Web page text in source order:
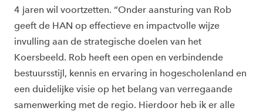
4 jaren wil voortzetten. “Onder aansturing van Rob
geeft de HAN op effectieve en impactvolle wijze
invulling aan de strategische doelen van het
Koersbeeld. Rob heeft een open en verbindende
bestuursstijl, kennis en ervaring in hogescholenland en
een duidelijke visie op het belang van verregaande
samenwerking met de regio. Hierdoor heb ik er alle